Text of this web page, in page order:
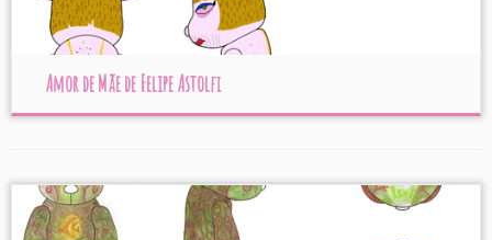
Amor de Mãe de Felipe Astolfi